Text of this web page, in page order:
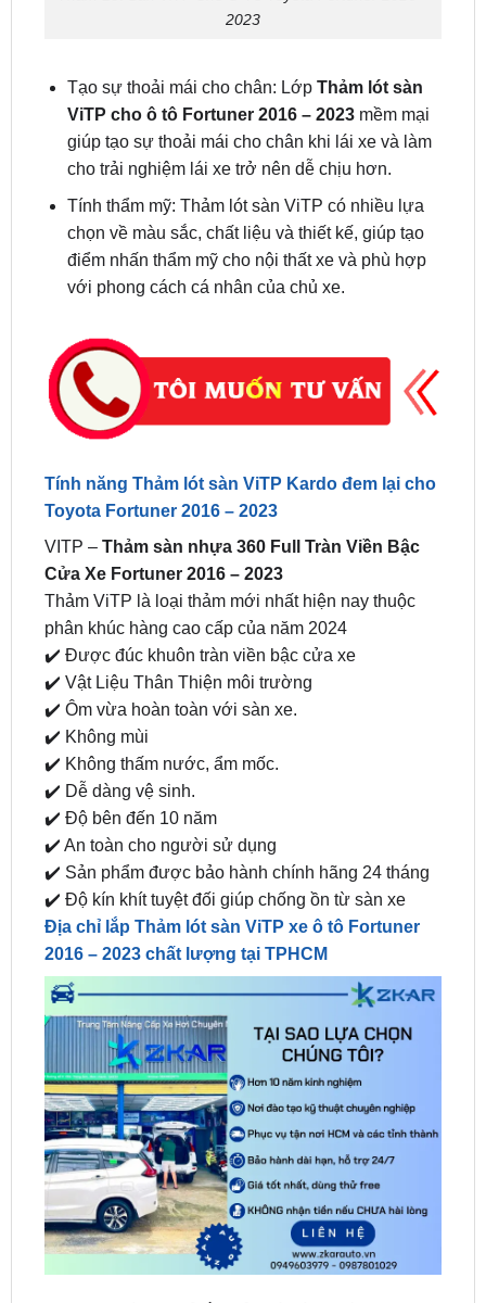
Tạo sự thoải mái cho chân: Lớp
giúp tạo sự thoải mái cho chân khi lái xe và làm
cho trải nghiệm lái xe trở nên dễ chịu hơn.
Tính thẩm mỹ: Thảm lót sàn ViTP có nhiều lựa
chọn về màu sắc, chất liệu và thiết kế, giúp tạo
điểm nhấn thẩm mỹ cho nội thất xe và phù hợp
với phong cách cá nhân của chủ xe.
Tính năng Thảm lót sàn ViTP Kardo đem lại cho
VITP –Thảm sàn nhựa 360 Full Tràn Viền Bậc
Cửa Xe Fortuner 2016 – 2023
Thảm ViTP là loại thảm mới nhất hiện nay thuộc
phân khúc hàng cao cấp của năm 2024
✔️ Được đúc khuôn tràn viền bậc cửa xe
✔️ Vật Liệu Thân Thiện môi trường
✔️ Ôm vừa hoàn toàn với sàn xe.
✔️ Không mùi
✔️ Không thấm nước, ẩm mốc.
✔️ Dễ dàng vệ sinh.
✔️ Độ bên đến 10 năm
✔️ An toàn cho người sử dụng
✔️ Sản phẩm được bảo hành chính hãng 24 tháng
✔️ Độ kín khít tuyệt đối giúp chống ồn từ sàn xe
Địa chỉ lắp Thảm lót sàn ViTP xe ô tô Fortuner
2016 – 2023 chất lượng tại TPHCM
ZKar Autolà địa chỉ lắp thảm lót sàn chất lượng tại